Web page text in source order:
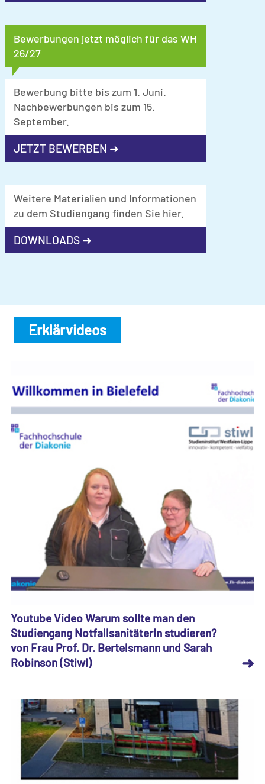
Bewerbungen jetzt möglich für das WH
26/27
Bewerbung bitte bis zum 1. Juni.
Nachbewerbungen bis zum 15.
September.
JETZT BEWERBEN ➜
Weitere Materialien und Informationen
zu dem Studiengang finden Sie hier.
DOWNLOADS ➜
Erklärvideos
Youtube Video Warum sollte man den
Studiengang NotfallsanitäterIn studieren?
von Frau Prof. Dr. Bertelsmann und Sarah
Robinson (Stiwl)
➜